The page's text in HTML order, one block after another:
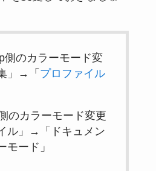
側のカラーモード変
」→「 プロファイル
のカラーモード変更
ル」→「ドキュメン
モード」